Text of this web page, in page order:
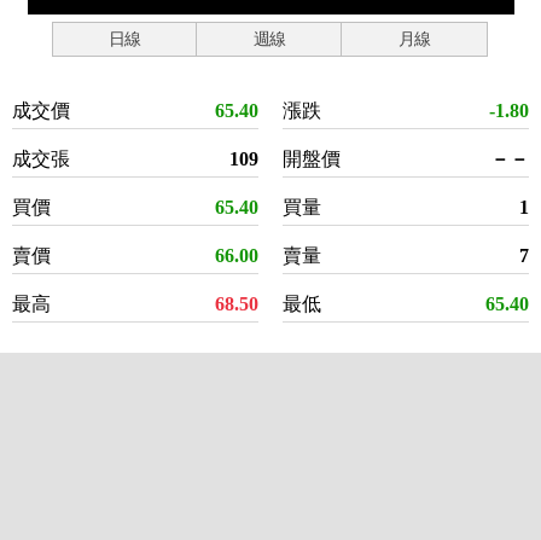
日線 週線 月線
成交價 65.40
成交張 109
買價 65.40
賣價 66.00
最高 68.50
漲跌 -1.80
開盤價 －－
買量 1
賣量 7
最低 65.40